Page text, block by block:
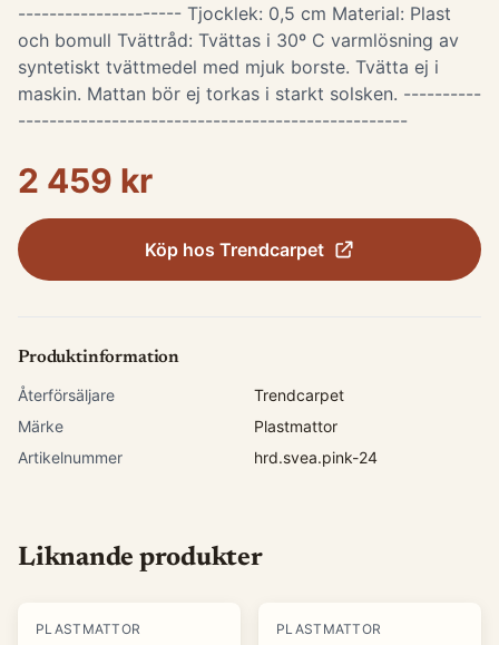
--------------------- Tjocklek: 0,5 cm Material: Plast
och bomull Tvättråd: Tvättas i 30º C varmlösning av
syntetiskt tvättmedel med mjuk borste. Tvätta ej i
maskin. Mattan bör ej torkas i starkt solsken. ----------
--------------------------------------------------
2 459 kr
Köp hos Trendcarpet
Produktinformation
Återförsäljare
Trendcarpet
Märke
Plastmattor
Artikelnummer
hrd.svea.pink-24
Liknande produkter
PLASTMATTOR PLASTMATTOR